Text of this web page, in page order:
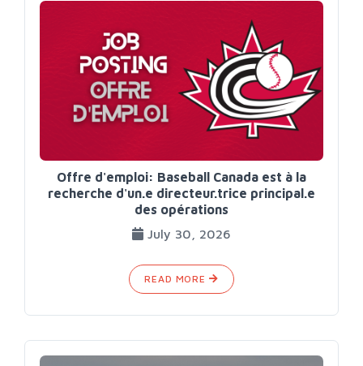
Offre d'emploi: Baseball Canada est à la
recherche d'un.e directeur.trice principal.e
des opérations
July 30, 2026
READ MORE